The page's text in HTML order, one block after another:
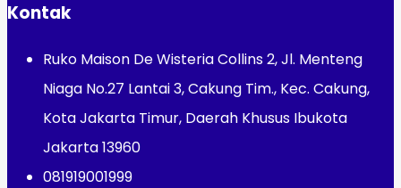
Kontak
Ruko Maison De Wisteria Collins 2, Jl. Menteng
Niaga No.27 Lantai 3, Cakung Tim., Kec. Cakung,
Kota Jakarta Timur, Daerah Khusus Ibukota
Jakarta 13960
081919001999